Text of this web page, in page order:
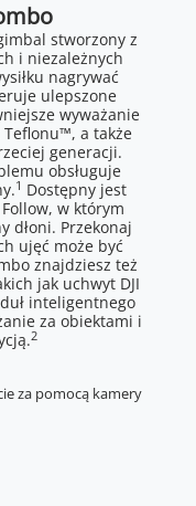
stworzony z
i niezależnych
nagrywać
ulepszone
wyważanie
a także
generacji.
obsługuje
1 Dostępny jest
w którym
dłoni. Przekonaj
ujęć może być
znajdziesz też
jak uchwyt DJI
inteligentnego
za obiektami i
2